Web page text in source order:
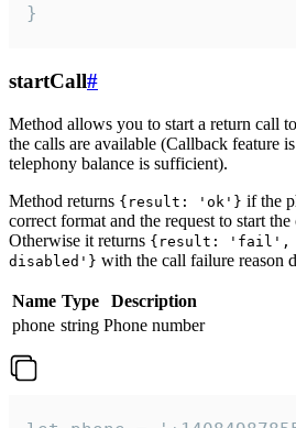
}
startCall#
Method allows you to start a return call
the calls are available (Callback feature
telephony balance is sufficient).
Method returns {result: 'ok'} if the
correct format and the request to start the
Otherwise it returns {result: 'fail',
disabled'} with the call failure reason
Name Type
Description
phone string Phone number